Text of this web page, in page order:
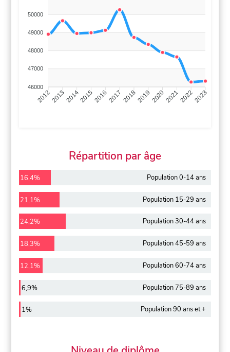
50000
49000
48000
47000
46000
201220132014201520162017 201820192020202120222023
Répartition par âge
16,4% Population 0-14 ans
21,1% Population 15-29 ans
24,2% Population 30-44 ans
18,3% Population 45-59 ans
12,1% Population 60-74 ans
6,9% Population 75-89 ans
1% Population 90 ans et +